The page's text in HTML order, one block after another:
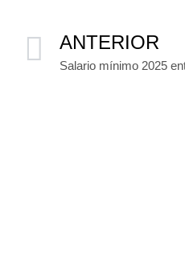
ANTERIOR
Salario mínimo 2025